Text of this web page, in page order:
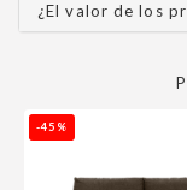
¿El valor de los
-45%